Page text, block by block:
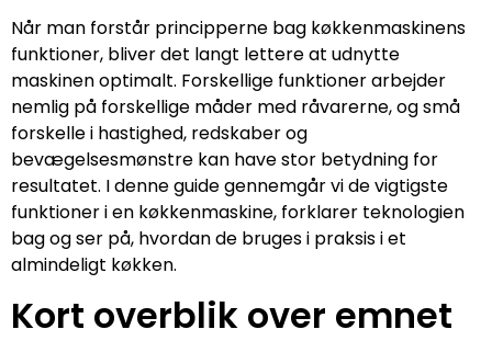
Når man forstår principperne bag køkkenmaskinens
funktioner, bliver det langt lettere at udnytte
maskinen optimalt. Forskellige funktioner arbejder
nemlig på forskellige måder med råvarerne, og små
forskelle i hastighed, redskaber og
bevægelsesmønstre kan have stor betydning for
resultatet. I denne guide gennemgår vi de vigtigste
funktioner i en køkkenmaskine, forklarer teknologien
bag og ser på, hvordan de bruges i praksis i et
almindeligt køkken.
Kort overblik over emnet